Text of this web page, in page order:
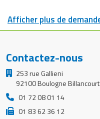
Afficher plus de
Contactez-nous
253 rue Gallieni
92100 Boulogne Billancourt
01 72 08 01 14
01 83 62 36 12